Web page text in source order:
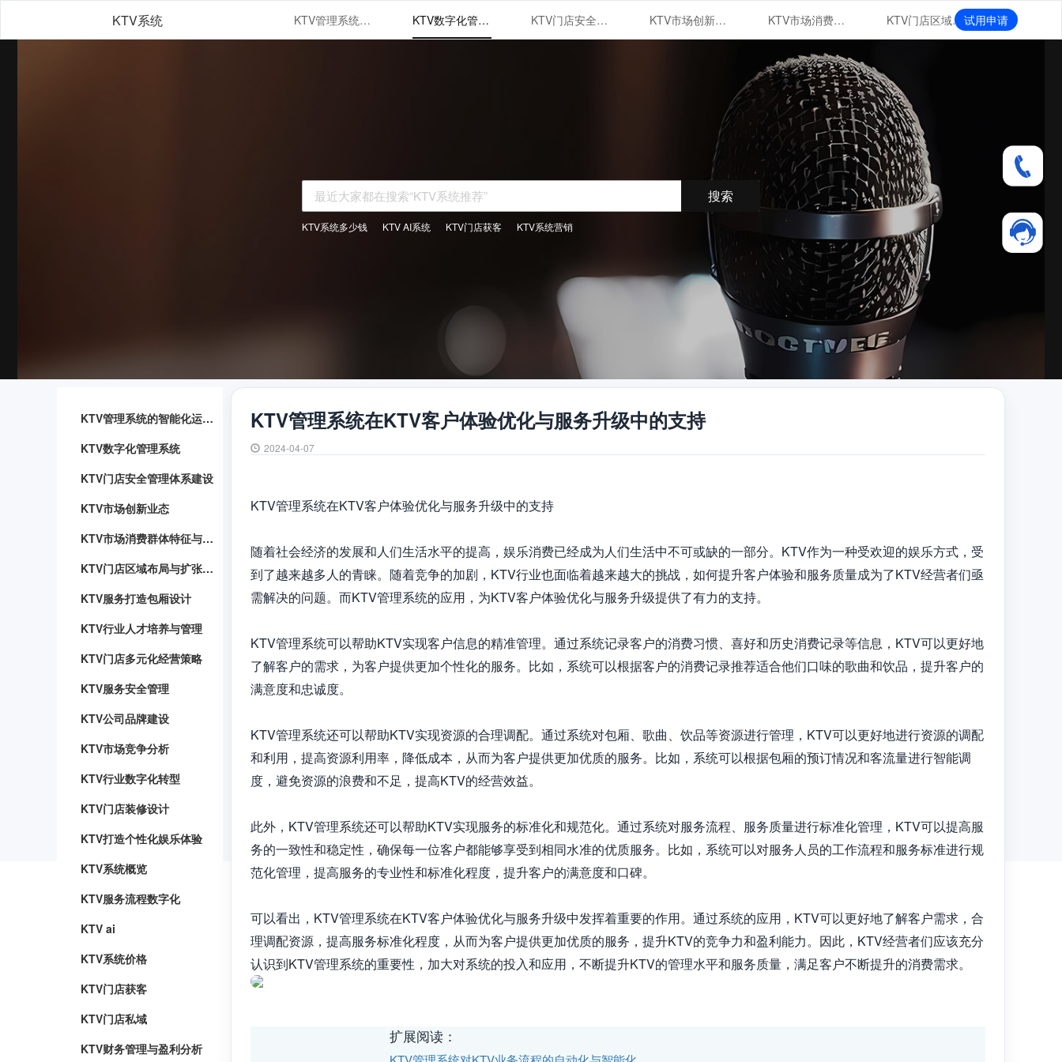
KTV系统 KTV管理系统的智能化运用与优势 KTV数字化管理系统 KTV门店安全管理体系建设 KTV市场创新业态 KTV市场消费群体特征与行为分析 KTV门店区域布局与扩张战略 试用申请
搜索
KTV系统多少钱 KTV AI系统 KTV门店获客 KTV系统营销
KTV管理系统的智能化运用与优势
KTV数字化管理系统
KTV门店安全管理体系建设
KTV市场创新业态
KTV市场消费群体特征与行为分析
KTV门店区域布局与扩张战略
KTV服务打造包厢设计
KTV行业人才培养与管理
KTV门店多元化经营策略
KTV服务安全管理
KTV公司品牌建设
KTV市场竞争分析
KTV行业数字化转型
KTV门店装修设计
KTV打造个性化娱乐体验
KTV系统概览
KTV服务流程数字化
KTV ai
KTV系统价格
KTV门店获客
KTV门店私域
KTV财务管理与盈利分析
KTV管理系统在KTV客户体验优化与服务升级中的支持
2024-04-07
KTV管理系统在KTV客户体验优化与服务升级中的支持
随着社会经济的发展和人们生活水平的提高，娱乐消费已经成为人们生活中不可或缺的一部分。KTV作为一种受欢迎的娱乐方式，受
到了越来越多人的青睐。随着竞争的加剧，KTV行业也面临着越来越大的挑战，如何提升客户体验和服务质量成为了KTV经营者们亟
需解决的问题。而KTV管理系统的应用，为KTV客户体验优化与服务升级提供了有力的支持。
KTV管理系统可以帮助KTV实现客户信息的精准管理。通过系统记录客户的消费习惯、喜好和历史消费记录等信息，KTV可以更好地
了解客户的需求，为客户提供更加个性化的服务。比如，系统可以根据客户的消费记录推荐适合他们口味的歌曲和饮品，提升客户的
满意度和忠诚度。
KTV管理系统还可以帮助KTV实现资源的合理调配。通过系统对包厢、歌曲、饮品等资源进行管理，KTV可以更好地进行资源的调配
和利用，提高资源利用率，降低成本，从而为客户提供更加优质的服务。比如，系统可以根据包厢的预订情况和客流量进行智能调
度，避免资源的浪费和不足，提高KTV的经营效益。
此外，KTV管理系统还可以帮助KTV实现服务的标准化和规范化。通过系统对服务流程、服务质量进行标准化管理，KTV可以提高服
务的一致性和稳定性，确保每一位客户都能够享受到相同水准的优质服务。比如，系统可以对服务人员的工作流程和服务标准进行规
范化管理，提高服务的专业性和标准化程度，提升客户的满意度和口碑。
可以看出，KTV管理系统在KTV客户体验优化与服务升级中发挥着重要的作用。通过系统的应用，KTV可以更好地了解客户需求，合
理调配资源，提高服务标准化程度，从而为客户提供更加优质的服务，提升KTV的竞争力和盈利能力。因此，KTV经营者们应该充分
认识到KTV管理系统的重要性，加大对系统的投入和应用，不断提升KTV的管理水平和服务质量，满足客户不断提升的消费需求。
扩展阅读：